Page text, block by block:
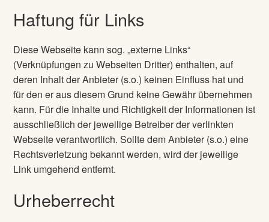
Haftung für Links
Diese Webseite kann sog. „externe Links“
(Verknüpfungen zu Webseiten Dritter) enthalten, auf
deren Inhalt der Anbieter (s.o.) keinen Einfluss hat und
für den er aus diesem Grund keine Gewähr übernehmen
kann. Für die Inhalte und Richtigkeit der Informationen ist
ausschließlich der jeweilige Betreiber der verlinkten
Webseite verantwortlich. Sollte dem Anbieter (s.o.) eine
Rechtsverletzung bekannt werden, wird der jeweilige
Link umgehend entfernt.
Urheberrecht